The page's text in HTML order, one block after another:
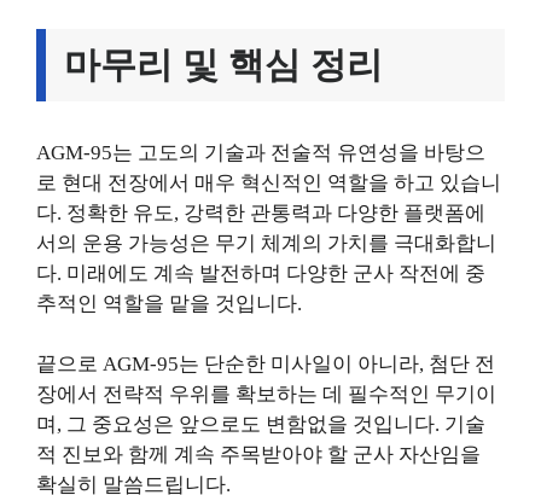
마무리 및 핵심 정리
AGM-95는 고도의 기술과 전술적 유연성을 바탕으
로 현대 전장에서 매우 혁신적인 역할을 하고 있습니
다. 정확한 유도, 강력한 관통력과 다양한 플랫폼에
서의 운용 가능성은 무기 체계의 가치를 극대화합니
다. 미래에도 계속 발전하며 다양한 군사 작전에 중
추적인 역할을 맡을 것입니다.
끝으로 AGM-95는 단순한 미사일이 아니라, 첨단 전
장에서 전략적 우위를 확보하는 데 필수적인 무기이
며, 그 중요성은 앞으로도 변함없을 것입니다. 기술
적 진보와 함께 계속 주목받아야 할 군사 자산임을
확실히 말씀드립니다.